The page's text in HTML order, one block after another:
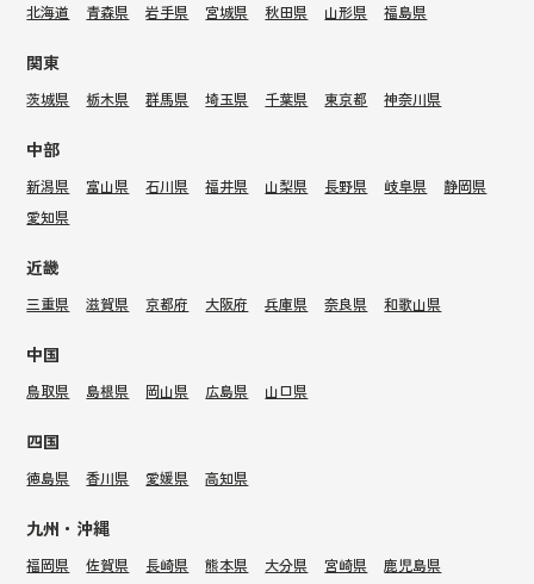
北海道 青森県 岩手県 宮城県 秋田県 山形県 福島県
関東
茨城県 栃木県 群馬県 埼玉県 千葉県 東京都 神奈川県
中部
新潟県 富山県 石川県 福井県 山梨県 長野県 岐阜県
静岡県
愛知県
近畿
三重県 滋賀県 京都府 大阪府 兵庫県 奈良県 和歌山県
中国
鳥取県 島根県 岡山県 広島県 山口県
四国
徳島県 香川県 愛媛県 高知県
九州・沖縄
福岡県 佐賀県 長崎県 熊本県 大分県 宮崎県
鹿児島県